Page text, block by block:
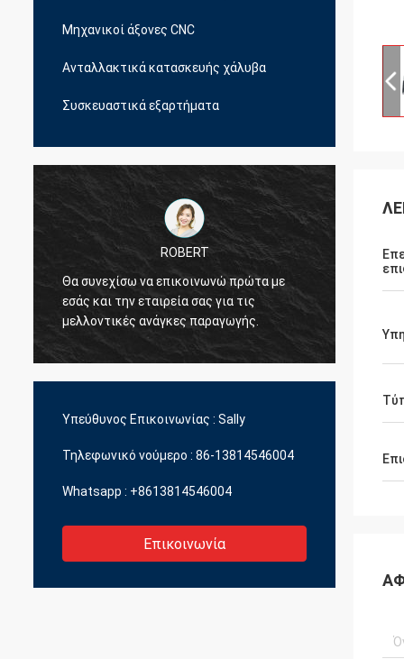
Μηχανικοί άξονες CNC
Ανταλλακτικά κατασκευής χάλυβα
Συσκευαστικά εξαρτήματα
ROBERT
Θα συνεχίσω να επικοινωνώ πρώτα με
εσάς και την εταιρεία σας για τις
μελλοντικές ανάγκες παραγωγής.
Υπεύθυνος Επικοινωνίας : Sally
Τηλεφωνικό νούμερο : 86-13814546004
Whatsapp : +8613814546004
Επικοινωνία